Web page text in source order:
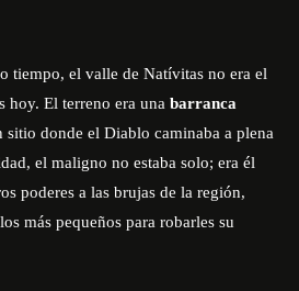
tiempo, el valle de Natívitas no era el
hoy. El terreno era una barranca
sitio donde el Diablo caminaba a plena
el maligno no estaba solo; era él
poderes a las brujas de la región,
más pequeños para robarles su